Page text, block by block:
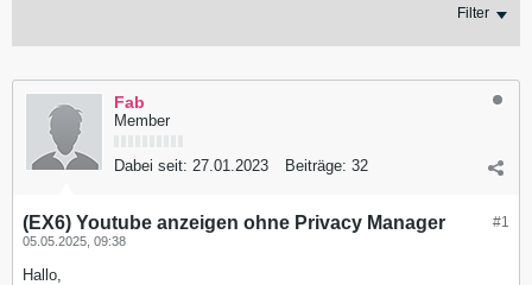
Filter
Fab
Member
Dabei seit: 27.01.2023 Beiträge: 32
#1
(EX6) Youtube anzeigen ohne Privacy Manager
05.05.2025, 09:38
Hallo,